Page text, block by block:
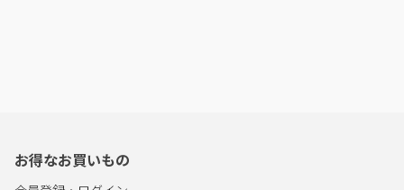
お得なお買いもの